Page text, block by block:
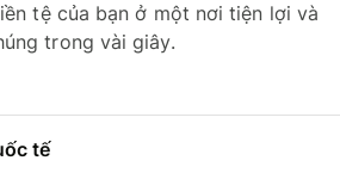
tệ của bạn ở một nơi tiện lợi và
trong vài giây.
tế